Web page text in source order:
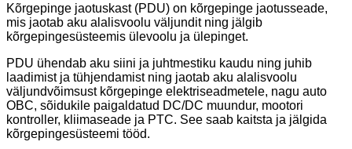
Kõrgepinge jaotuskast (PDU) on kõrgepinge jaotusseade,
mis jaotab aku alalisvoolu väljundit ning jälgib
kõrgepingesüsteemis ülevoolu ja ülepinget.
PDU ühendab aku siini ja juhtmestiku kaudu ning juhib
laadimist ja tühjendamist ning jaotab aku alalisvoolu
väljundvõimsust kõrgepinge elektriseadmetele, nagu auto
OBC, sõidukile paigaldatud DC/DC muundur, mootori
kontroller, kliimaseade ja PTC. See saab kaitsta ja jälgida
kõrgepingesüsteemi tööd.